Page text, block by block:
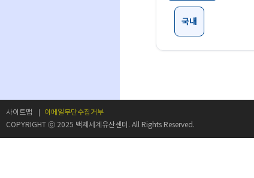
국내
사이트맵
이메일무단수집거부
COPYRIGHT ⓒ 2025 백제세계유산센터. All Rights Reserved.